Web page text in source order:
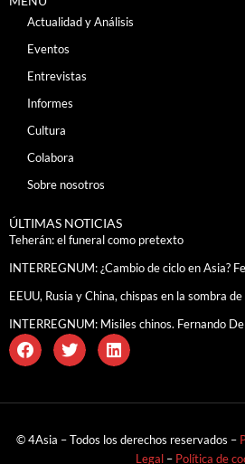
Actualidad y Análisis
Eventos
Entrevistas
Informes
Cultura
Colabora
Sobre nosotros
ÚLTIMAS NOTICIAS
Teherán: el funeral como pretexto
INTERREGNUM: ¿Cambio de ciclo en Asia?
EEUU, Rusia y China, chispas en la sombra
INTERREGNUM: Misiles chinos. Fernando
© 4Asia – Todos los derechos reservados –
Legal – Política de